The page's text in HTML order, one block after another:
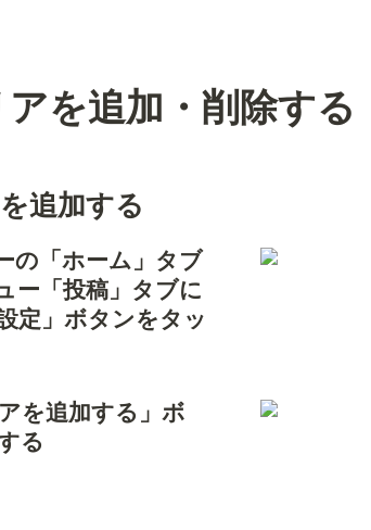
を追加・削除する
追加する
の「ホーム」タブ
ー「投稿」タブに
定」ボタンをタッ
を追加する」ボ
る